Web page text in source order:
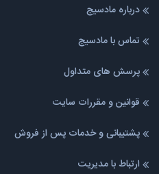
درباره مادسیج
تماس با مادسیج
پرسش های متداول
قوانین و مقررات سایت
پشتیبانی و خدمات پس از فروش
ارتباط با مدیریت